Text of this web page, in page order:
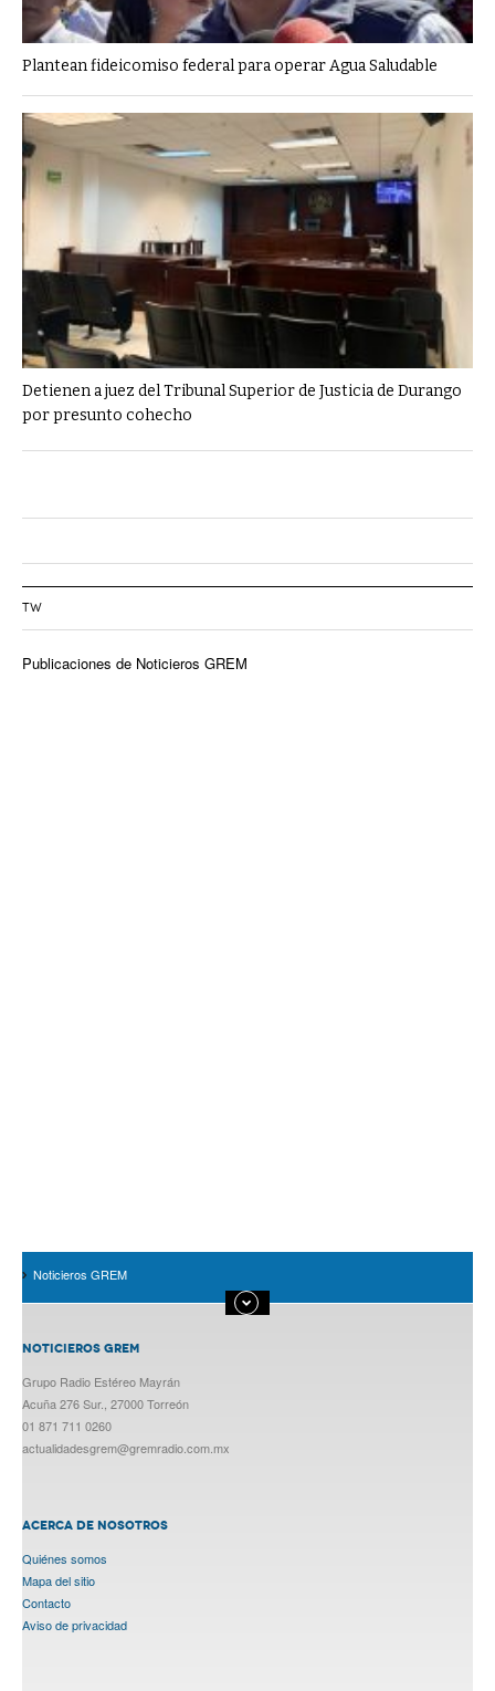
Plantean fideicomiso federal para operar Agua Saludable
Detienen a juez del Tribunal Superior de Justicia de Durango
por presunto cohecho
TW
Publicaciones de Noticieros GREM
Noticieros GREM
NOTICIEROS GREM
Grupo Radio Estéreo Mayrán
Acuña 276 Sur., 27000 Torreón
01 871 711 0260
actualidadesgrem@gremradio.com.mx
ACERCA DE NOSOTROS
Quiénes somos
Mapa del sitio
Contacto
Aviso de privacidad